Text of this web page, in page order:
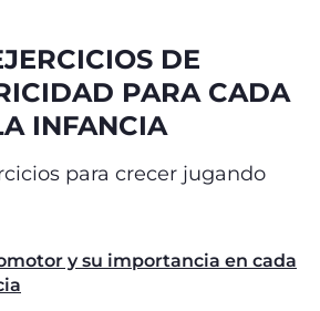
DE
PARA CADA
INFANCIA
para crecer jugando
y su importancia en cada